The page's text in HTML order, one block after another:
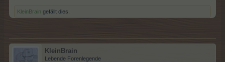
KleinBrain gefällt dies.
KleinBrain
Lebende Forenlegende